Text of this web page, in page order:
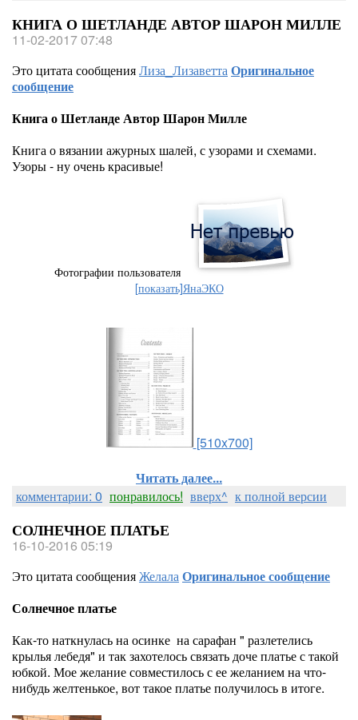
КНИГА О ШЕТЛАНДЕ АВТОР ШАРОН МИЛЛЕ
11-02-2017 07:48
Это цитата сообщенияЛиза_ЛизаветтаОригинальное
сообщение
Книга о Шетланде Автор Шарон Милле
Книга о вязании ажурных шалей, с узорами и схемами.
Узоры - ну очень красивые!
Фотографии пользователя
[показать]ЯнаЭКО
[510x700]
Читать далее...
комментарии: 0 понравилось! вверх^ к полной версии
СОЛНЕЧНОЕ ПЛАТЬЕ
16-10-2016 05:19
Это цитата сообщенияЖелалаОригинальное сообщение
Солнечное платье
Как-то наткнулась на осинке на сарафан " разлетелись
крылья лебедя" и так захотелось связать доче платье с такой
юбкой. Мое желание совместилось с ее желанием на что-
нибудь желтенькое, вот такое платье получилось в итоге.